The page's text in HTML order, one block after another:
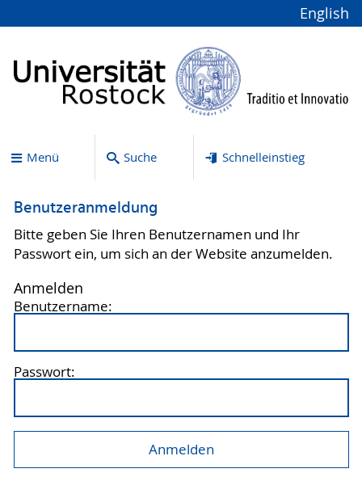
English
Menü Suche Schnelleinstieg
Benutzeranmeldung
Bitte geben Sie Ihren Benutzernamen und Ihr
Passwort ein, um sich an der Website anzumelden.
Anmelden
Benutzername:
Passwort: